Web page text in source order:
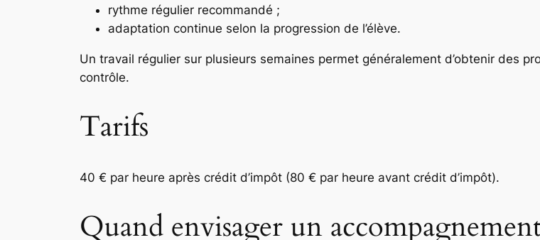
rythme régulier recommandé ;
adaptation continue selon la progression de l’élève.
Un travail régulier sur plusieurs semaines permet généralement d’obtenir des
contrôle.
Tarifs
40 € par heure après crédit d’impôt (80 € par heure avant crédit d’impôt).
Quand envisager un